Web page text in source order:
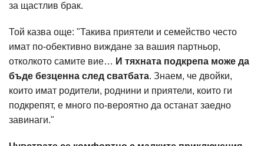
за щастлив брак.
Той казва още: "Такива приятели и семейство често
имат по-обективно виждане за вашия партньор,
отколкото самите вие… И тяхната подкрепа може да
бъде безценна след сватбата. Знаем, че двойки,
които имат родители, роднини и приятели, които ги
подкрепят, е много по-вероятно да останат заедно
завинаги."